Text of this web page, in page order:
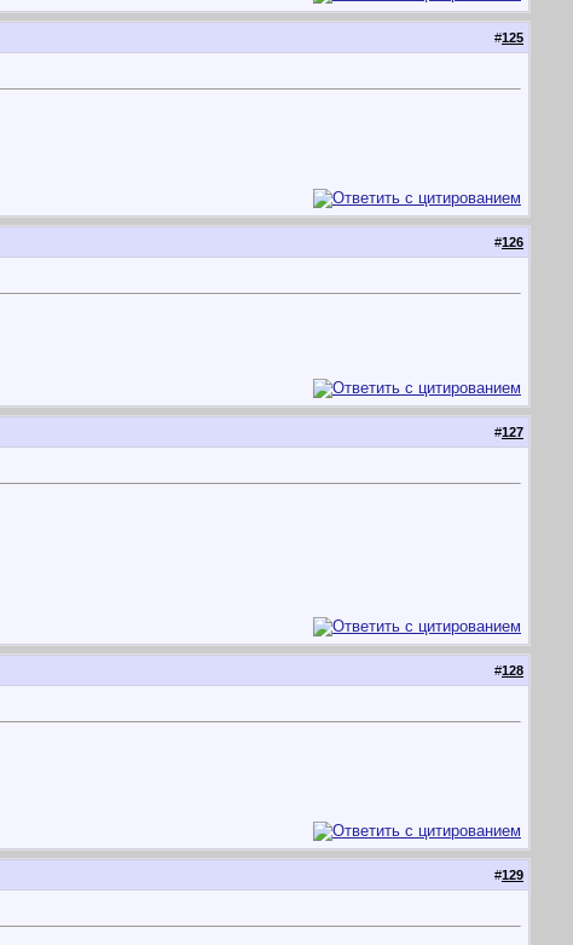
#125
#126
#127
#128
#129